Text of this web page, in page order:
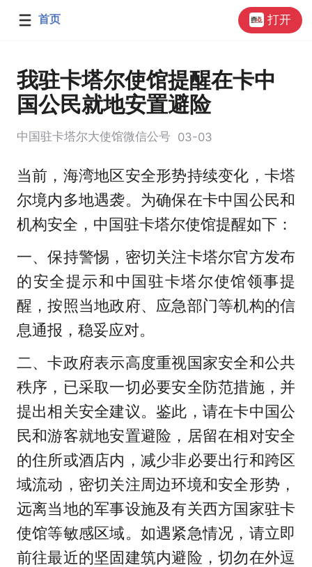
首页 打开
我驻卡塔尔使馆提醒在卡中
国公民就地安置避险
中国驻卡塔尔大使馆微信公号 03-03
当前，海湾地区安全形势持续变化，卡塔
尔境内多地遇袭。为确保在卡中国公民和
机构安全，中国驻卡塔尔使馆提醒如下：
一、保持警惕，密切关注卡塔尔官方发布
的安全提示和中国驻卡塔尔使馆领事提
醒，按照当地政府、应急部门等机构的信
息通报，稳妥应对。
二、卡政府表示高度重视国家安全和公共
秩序，已采取一切必要安全防范措施，并
提出相关安全建议。鉴此，请在卡中国公
民和游客就地安置避险，居留在相对安全
的住所或酒店内，减少非必要出行和跨区
域流动，密切关注周边环境和安全形势，
远离当地的军事设施及有关西方国家驻卡
使馆等敏感区域。如遇紧急情况，请立即
前往最近的坚固建筑内避险，切勿在外逗